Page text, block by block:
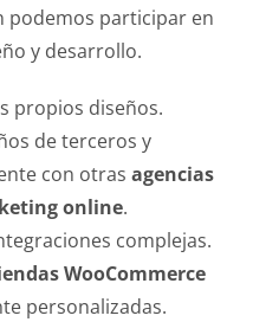
podemos participar en
y desarrollo.
propios diseños.
de terceros y
con otras agencias
online.
complejas.
WooCommerce
personalizadas.